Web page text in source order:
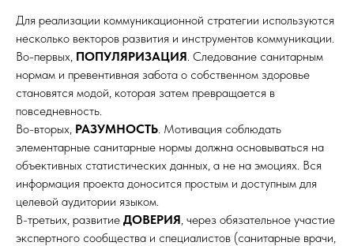
Для реализации коммуникационной стратегии используются
несколько векторов развития и инструментов коммуникации.
Во-первых, ПОПУЛЯРИЗАЦИЯ. Следование санитарным
нормам и превентивная забота о собственном здоровье
становятся модой, которая затем превращается в
повседневность.
Во-вторых, РАЗУМНОСТЬ. Мотивация соблюдать
элементарные санитарные нормы должна основываться на
объективных статистических данных, а не на эмоциях. Вся
информация проекта доносится простым и доступным для
целевой аудитории языком.
В-третьих, развитие ДОВЕРИЯ, через обязательное участие
экспертного сообщества и специалистов (санитарные врачи,